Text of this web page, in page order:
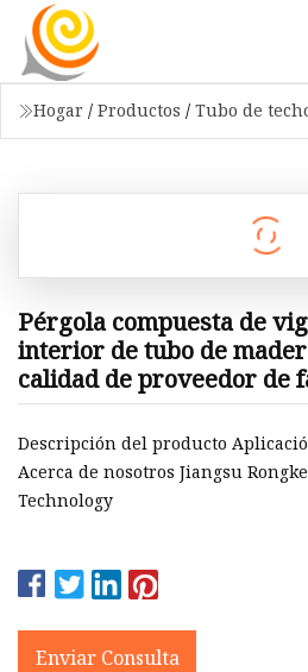
Hogar / Productos / Tubo de
Pérgola compuesta de
interior de tubo de
calidad de proveedor de
Descripción del producto
Acerca de nosotros Jiangsu
Technology
Enviar Consulta